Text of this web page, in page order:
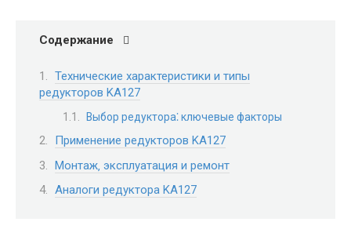
Содержание
Технические характеристики и типы
редукторов KA127
Выбор редуктора⁚ ключевые факторы
Применение редукторов KA127
Монтаж‚ эксплуатация и ремонт
Аналоги редуктора KA127